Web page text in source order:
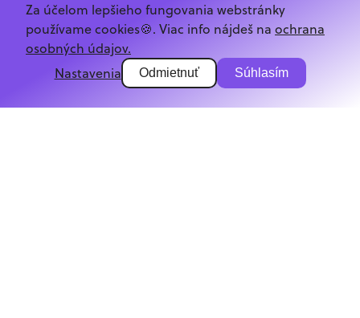
Za účelom lepšieho fungovania webstránky
používame cookies🍪. Viac info nájdeš na ochrana
osobných údajov.
Nastavenia
Odmietnuť Súhlasím